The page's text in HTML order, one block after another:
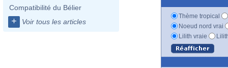
Compatibilité du Bélier
+ Voir tous les articles
Thème tropical
Noeud nord vrai
Lilith vraie